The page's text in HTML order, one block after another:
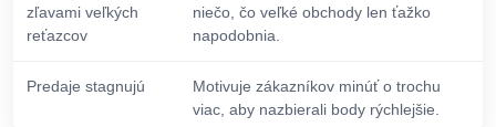
zľavami veľkých
reťazcov
niečo, čo veľké obchody len ťažko
napodobnia.
Predaje stagnujú
Motivuje zákazníkov minúť o trochu
viac, aby nazbierali body rýchlejšie.